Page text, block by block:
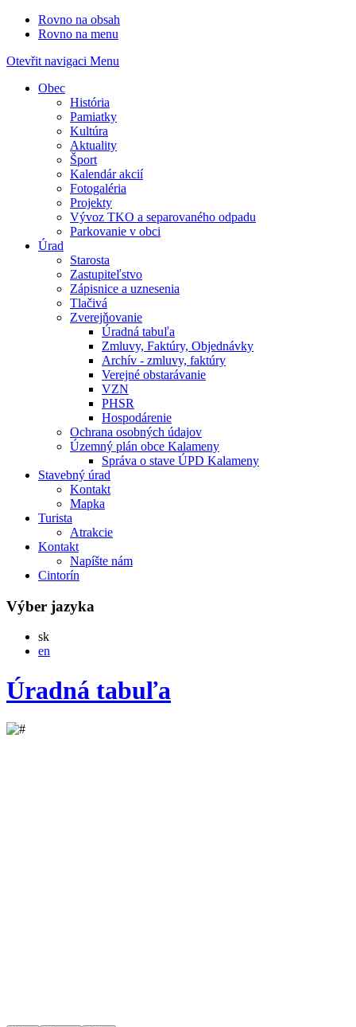
Rovno na obsah
Rovno na menu
Otevřit navigaci Menu
Obec
História
Pamiatky
Kultúra
Aktuality
Šport
Kalendár akcií
Fotogaléria
Projekty
Vývoz TKO a separovaného odpadu
Parkovanie v obci
Úrad
Starosta
Zastupiteľstvo
Zápisnice a uznesenia
Tlačivá
Zverejňovanie
Úradná tabuľa
Zmluvy, Faktúry, Objednávky
Archív - zmluvy, faktúry
Verejné obstarávanie
VZN
PHSR
Hospodárenie
Ochrana osobných údajov
Územný plán obce Kalameny
Správa o stave ÚPD Kalameny
Stavebný úrad
Kontakt
Mapka
Turista
Atrakcie
Kontakt
Napíšte nám
Cintorín
Výber jazyka
skSlovensky
en
Úradná tabuľa